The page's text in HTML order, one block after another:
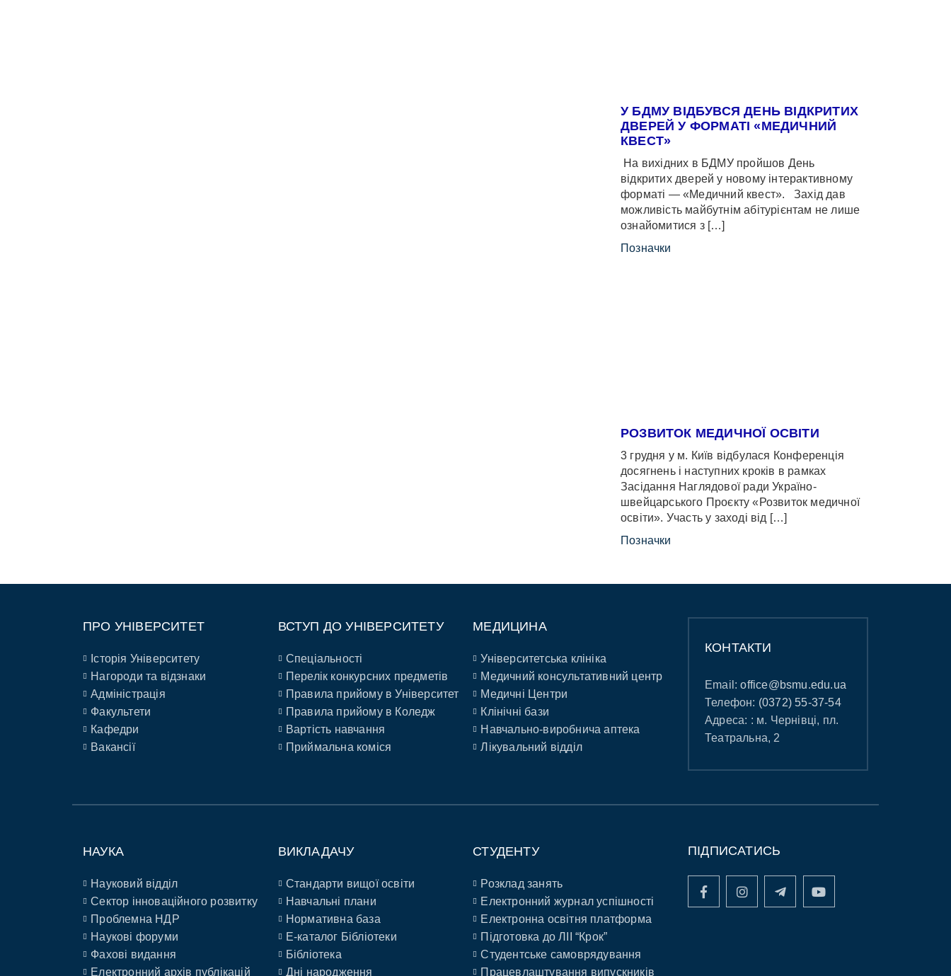
У БДМУ ВІДБУВСЯ ДЕНЬ ВІДКРИТИХ
ДВЕРЕЙ У ФОРМАТІ «МЕДИЧНИЙ
КВЕСТ»
На вихідних в БДМУ пройшов День
відкритих дверей у новому інтерактивному
форматі — «Медичний квест». Захід дав
можливість майбутнім абітурієнтам не лише
ознайомитися з […]
Позначки
РОЗВИТОК МЕДИЧНОЇ ОСВІТИ
3 грудня у м. Київ відбулася Конференція
досягнень і наступних кроків в рамках
Засідання Наглядової ради Україно-
швейцарського Проєкту «Розвиток медичної
освіти». Участь у заході від […]
Позначки
ПРО УНІВЕРСИТЕТ
Історія Університету
Нагороди та відзнаки
Адміністрація
Факультети
Кафедри
Вакансії
ВСТУП ДО УНІВЕРСИТЕТУ
Спеціальності
Перелік конкурсних предметів
Правила прийому в Університет
Правила прийому в Коледж
Вартість навчання
Приймальна коміся
МЕДИЦИНА
Університетська клініка
Медичний консультативний центр
Медичні Центри
Клінічні бази
Навчально-виробнича аптека
Лікувальний відділ
КОНТАКТИ
Email:office@bsmu.edu.ua
Телефон: (0372) 55-37-54
Адреса: : м. Чернівці, пл.
Театральна, 2
НАУКА
Науковий відділ
Сектор інноваційного розвитку
Проблемна НДР
Наукові форуми
Фахові видання
Електронний архів публікацій
ВИКЛАДАЧУ
Стандарти вищої освіти
Навчальні плани
Нормативна база
E-каталог Бібліотеки
Бібліотека
Дні народження
СТУДЕНТУ
Розклад занять
Електронний журнал успішності
Електронна освітня платформа
Підготовка до ЛІІ “Крок”
Студентське самоврядування
Працевлаштування випускників
ПІДПИСАТИСЬ